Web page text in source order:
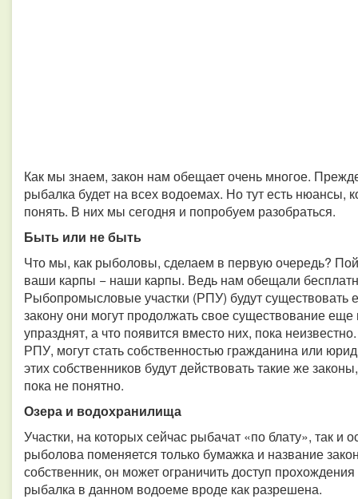
Как мы знаем, закон нам обещает очень многое.
рыбалка будет на всех водоемах. Но тут есть нюансы,
понять. В них мы сегодня и попробуем разобраться.
Быть или не быть
Что мы, как рыболовы, сделаем в первую очередь?
ваши карпы − наши карпы. Ведь нам обещали
Рыбопромысловые участки (РПУ) будут существовать
закону они могут продолжать свое существование еще
упразднят, а что появится вместо них, пока
РПУ, могут стать собственностью гражданина или
этих собственников будут действовать такие же
пока не понятно.
Озера и водохранилища
Участки, на которых сейчас рыбачат «по блату», так и
рыболова поменяется только бумажка и название
собственник, он может ограничить доступ
рыбалка в данном водоеме вроде как разрешена.